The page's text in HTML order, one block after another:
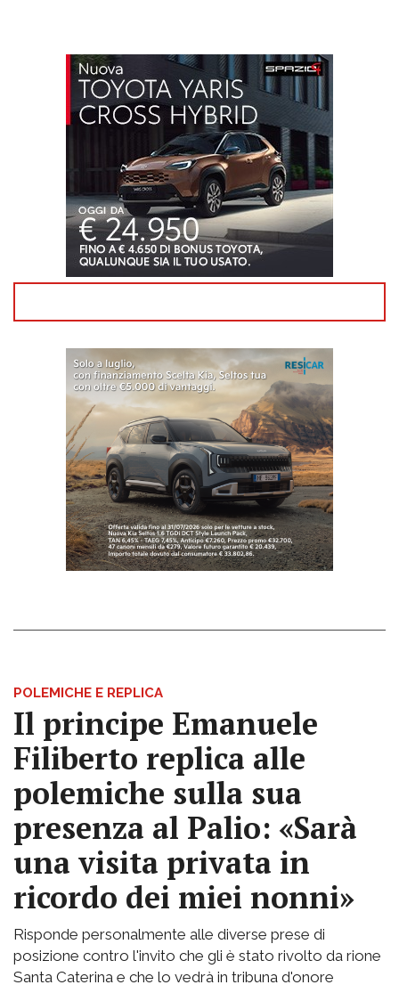
POLEMICHE E REPLICA
Il principe Emanuele
Filiberto replica alle
polemiche sulla sua
presenza al Palio: «Sarà
una visita privata in
ricordo dei miei nonni»
Risponde personalmente alle diverse prese di
posizione contro l'invito che gli è stato rivolto da rione
Santa Caterina e che lo vedrà in tribuna d'onore